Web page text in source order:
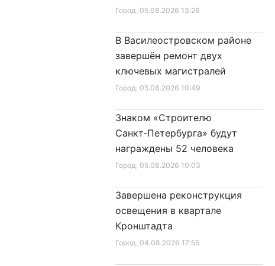
Город, 05.08.2026 13:26
Город, 05.08.2026 10:49
В Василеостровском районе
завершён ремонт двух
ключевых магистралей
Город, 05.08.2026 10:03
Знаком «Строителю
Санкт‑Петербурга» будут
награждены 52 человека
Город, 04.08.2026 17:55
Завершена реконструкция
освещения в квартале
Кронштадта